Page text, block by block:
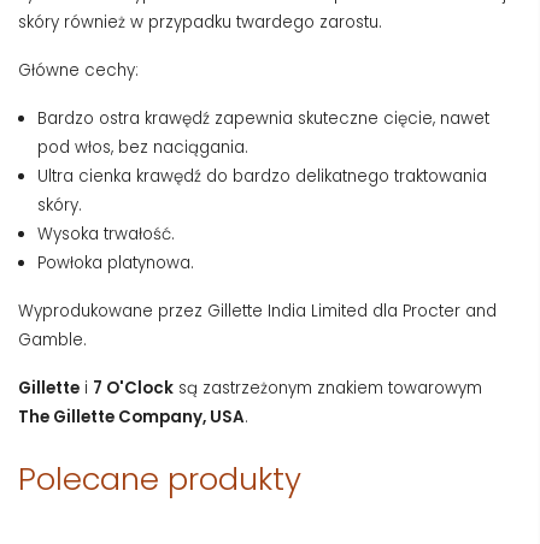
skóry również w przypadku twardego zarostu.
Główne cechy:
Bardzo ostra krawędź zapewnia skuteczne cięcie, nawet
pod włos, bez naciągania.
Ultra cienka krawędź do bardzo delikatnego traktowania
skóry.
Wysoka trwałość.
Powłoka platynowa.
Wyprodukowane przez Gillette India Limited dla Procter and
Gamble.
Gillette i 7 O'Clock są zastrzeżonym znakiem towarowym
The Gillette Company, USA.
Polecane produkty